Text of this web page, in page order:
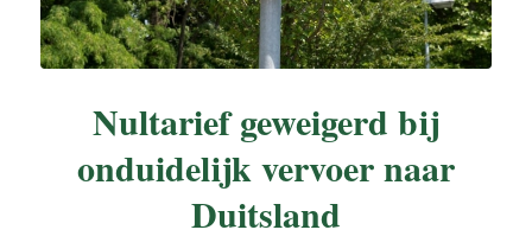
Nultarief geweigerd bij
onduidelijk vervoer naar
Duitsland